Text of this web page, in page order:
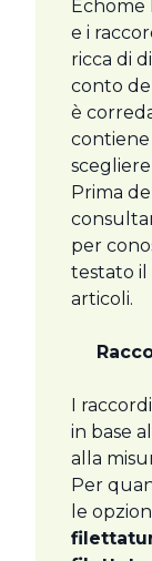
Echome
e i
ricca di
conto
è
Prima
per
testato il
articoli.
I
in base
alla
Per
le